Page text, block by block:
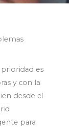
es
y con la
desde el
para